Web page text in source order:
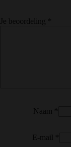
Je beoordeling
Naam
E-mail